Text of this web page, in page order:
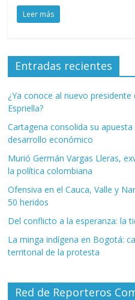
Leer más
Entradas recientes
¿Ya conoce al nuevo
Espriella?
Cartagena consolida su
desarrollo económico
Murió Germán Vargas Lleras,
la política colombiana
Ofensiva en el Cauca, Valle y
50 heridos
Del conflicto a la esperanza: la
La minga indígena en Bogotá:
territorial de la protesta
Red de Reporteros